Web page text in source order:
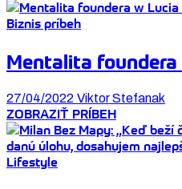
Biznis príbeh
Mentalita foundera
27/04/2022 Viktor Stefanak
ZOBRAZIŤ PRÍBEH
Lifestyle